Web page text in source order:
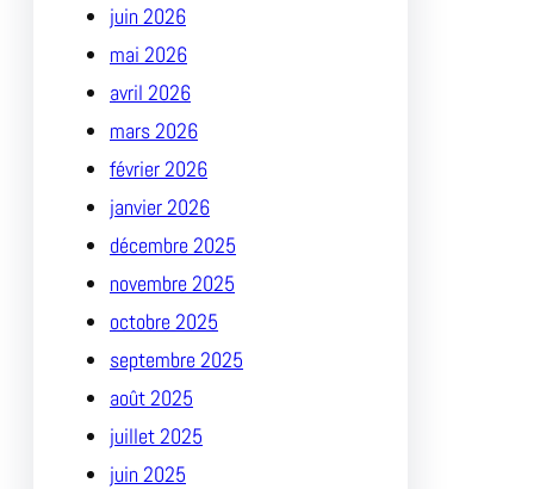
juin 2026
mai 2026
avril 2026
mars 2026
février 2026
janvier 2026
décembre 2025
novembre 2025
octobre 2025
septembre 2025
août 2025
juillet 2025
juin 2025